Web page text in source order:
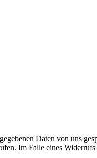
Daten von uns
Im Falle eines